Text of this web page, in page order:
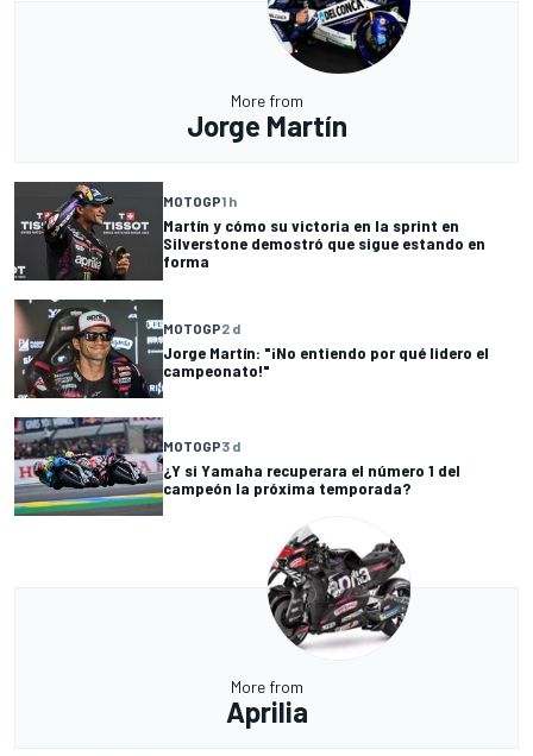
More from
Jorge Martín
MOTOGP1 h
Martín y cómo su victoria en la sprint en
Silverstone demostró que sigue estando en
forma
MOTOGP2 d
Jorge Martín: "¡No entiendo por qué lidero el
campeonato!"
MOTOGP3 d
¿Y si Yamaha recuperara el número 1 del
campeón la próxima temporada?
More from
Aprilia